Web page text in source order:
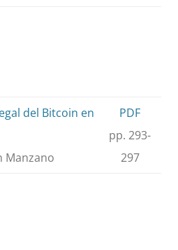
del Bitcoin en
Manzano
PDF
pp. 293-
297